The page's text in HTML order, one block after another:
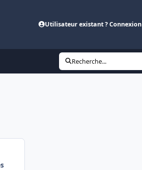
Utilisateur existant ? Connexion
Recherche...